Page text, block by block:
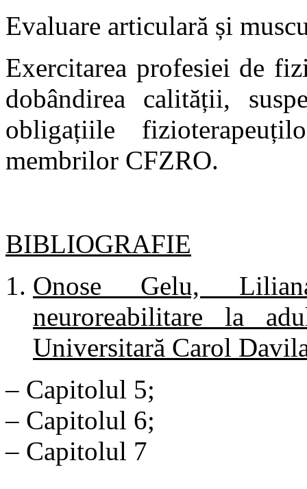
Evaluare articulară și
Exercitarea profesiei de
dobândirea calității,
obligațiile
membrilor CFZRO.
BIBLIOGRAFIE
Onose Gelu,
neuroreabilitare la
Universitară Carol
– Capitolul 5;
– Capitolul 6;
– Capitolul 7